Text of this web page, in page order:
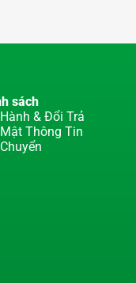
sách
& Đổi Trả
Thông Tin